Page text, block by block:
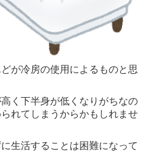
が冷房の使用によるものと思
く下半身が低くなりがちなの
れてしまうからかもしれませ
生活することは困難になって